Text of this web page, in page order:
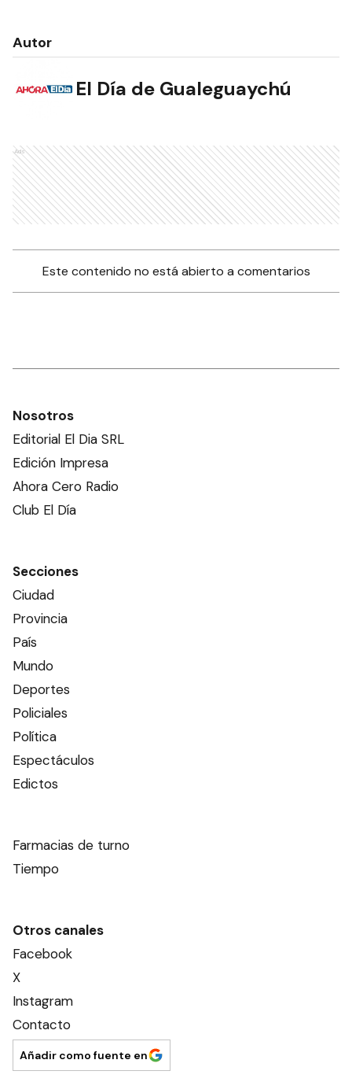
Autor
El Día de Gualeguaychú
Ads
Este contenido no está abierto a comentarios
Nosotros
Editorial El Dia SRL
Edición Impresa
Ahora Cero Radio
Club El Día
Secciones
Ciudad
Provincia
País
Mundo
Deportes
Policiales
Política
Espectáculos
Edictos
Farmacias de turno
Tiempo
Otros canales
Facebook
X
Instagram
Contacto
Añadir como fuente en